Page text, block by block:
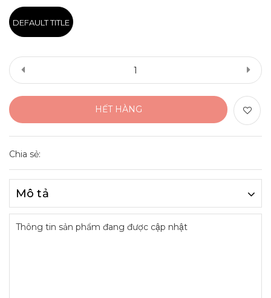
DEFAULT TITLE
HẾT HÀNG
Chia sẻ:
Mô tả
Thông tin sản phẩm đang được cập nhật